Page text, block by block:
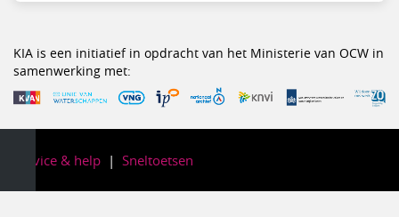
KIA is een initiatief in opdracht van het Ministerie van OCW in
samenwerking met:
Service & help Sneltoetsen